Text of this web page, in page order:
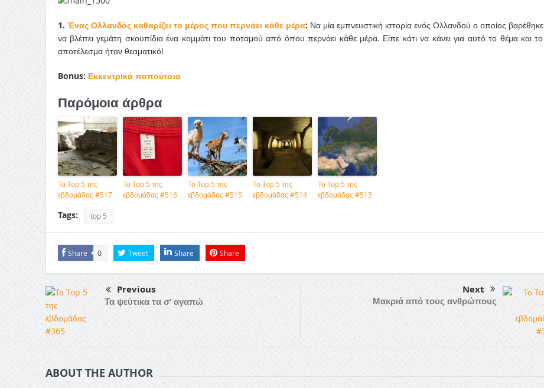
1. Ένας Ολλανδός καθαρίζει το μέρος που περνάει κάθε μέρα: Να μία εμπνευστική ιστορία ενός Ολλανδού ο οποίος βαρέθηκε
να βλέπει γεμάτη σκουπίδια ένα κομμάτι του ποταμού από όπου περνάει κάθε μέρα. Είπε κάτι να κάνει για αυτό το θέμα και το
αποτέλεσμα ήταν θεαματικό!
Bonus: Εκκεντρικά παπούτσια
Παρόμοια άρθρα
Το Top 5 της
εβδομάδας #517
Το Top 5 της
εβδομάδας #516
Το Top 5 της
εβδομάδας #515
Το Top 5 της
εβδομάδας #514
Το Top 5 της
εβδομάδας #513
Tags: top 5
Share 0 Tweet Share Share
Previous
Τα ψεύτικα τα σ’ αγαπώ
Next
Μακριά από τους ανθρώπους
ABOUT THE AUTHOR